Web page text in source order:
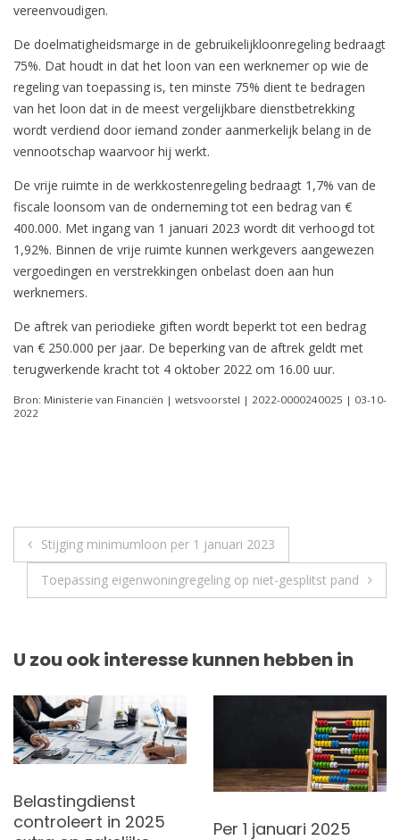
vereenvoudigen.
De doelmatigheidsmarge in de gebruikelijkloonregeling bedraagt
75%. Dat houdt in dat het loon van een werknemer op wie de
regeling van toepassing is, ten minste 75% dient te bedragen
van het loon dat in de meest vergelijkbare dienstbetrekking
wordt verdiend door iemand zonder aanmerkelijk belang in de
vennootschap waarvoor hij werkt.
De vrije ruimte in de werkkostenregeling bedraagt 1,7% van de
fiscale loonsom van de onderneming tot een bedrag van €
400.000. Met ingang van 1 januari 2023 wordt dit verhoogd tot
1,92%. Binnen de vrije ruimte kunnen werkgevers aangewezen
vergoedingen en verstrekkingen onbelast doen aan hun
werknemers.
De aftrek van periodieke giften wordt beperkt tot een bedrag
van € 250.000 per jaar. De beperking van de aftrek geldt met
terugwerkende kracht tot 4 oktober 2022 om 16.00 uur.
Bron: Ministerie van Financiën | wetsvoorstel | 2022-0000240025 | 03-10-
2022
Berichtnavigatie
Stijging minimumloon per 1 januari 2023
Toepassing eigenwoningregeling op niet-gesplitst pand
U zou ook interesse kunnen hebben in
Belastingdienst
controleert in 2025
Per 1 januari 2025